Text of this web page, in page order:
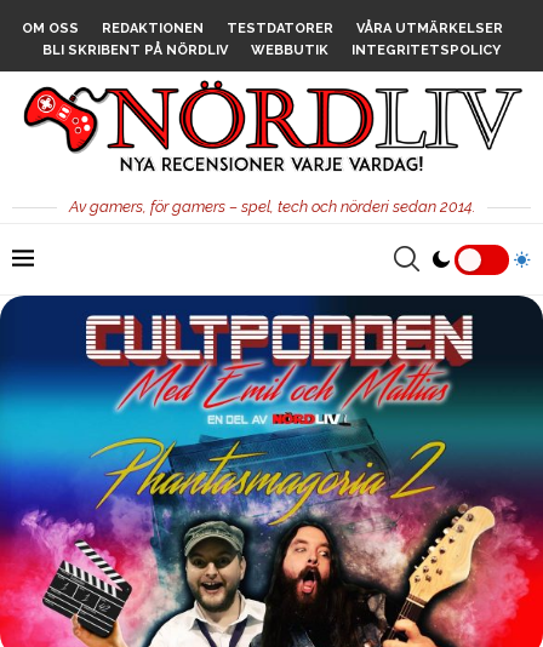
OM OSS REDAKTIONEN TESTDATORER
VÅRA UTMÄRKELSER
BLI SKRIBENT PÅ NÖRDLIV
WEBBUTIK INTEGRITETSPOLICY
Av gamers, för gamers – spel, tech och nörderi sedan 2014.